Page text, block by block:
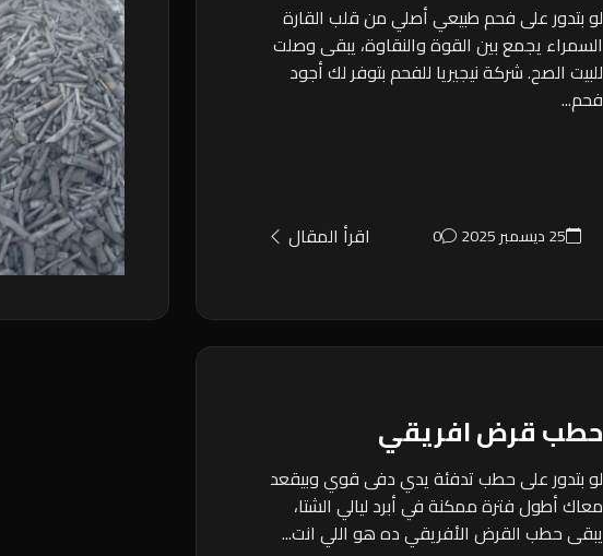
لو بتدور على فحم طبيعي أصلي من قلب القارة
السمراء يجمع بين القوة والنقاوة، يبقى وصلت
للبيت الصح. شركة نيجيريا للفحم بتوفر لك أجود
فحم...
25 ديسمبر 2025 0 اقرأ المقال
حطب قرض افريقي
لو بتدور على حطب تدفئة يدي دفى قوي وبيقعد
معاك أطول فترة ممكنة في أبرد ليالي الشتا،
يبقى حطب القرض الأفريقي ده هو اللي انت...